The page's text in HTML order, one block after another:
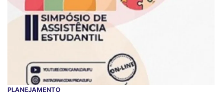
PLANEJAMENTO